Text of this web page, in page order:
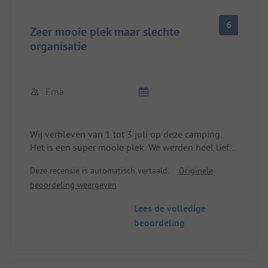
Zeer mooie plek maar slechte
organisatie
6
Erna
Wij verbleven van 1 tot 3 juli op deze camping.
Het is een super mooie plek. We werden heel lief
geboekt voor één nacht, met de optie voor een
tweede nacht. Helaas lukte het niet met de tweede
nog op de camping stond en we nog niet betaald
hadden, werd onze plaats verder verhuurd. Toen
Deze recensie is automatisch vertaald.
Originele
beoordeling weergeven
Lees de volledige
beoordeling